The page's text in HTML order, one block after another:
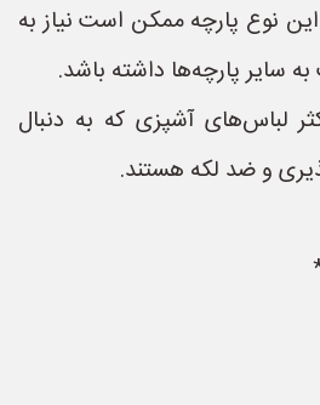
نوع پارچه ممکن است نیاز به
سایر پارچه‌ها داشته باشد.
لباس‌های آشپزی که به دنبال
و ضد لکه هستند.